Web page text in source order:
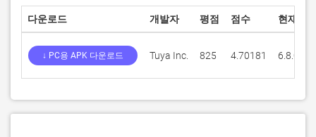
다운로드 개발자 평점 점수 현재 버
↓ PC용 APK 다운로드 Tuya Inc. 825 4.70181 6.8.0